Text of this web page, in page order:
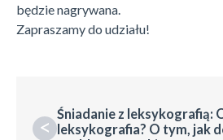
będzie nagrywana.
Zapraszamy do udziału!
<
Śniadanie z leksykografią:
leksykografia? O tym, jak